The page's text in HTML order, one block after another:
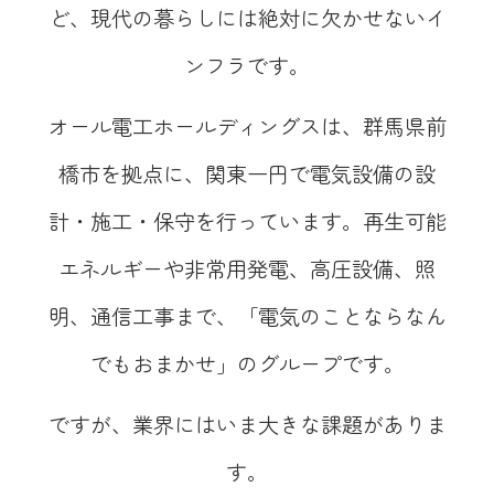
ど、現代の暮らしには絶対に欠かせないイ
ンフラです。
オール電工ホールディングスは、群馬県前
橋市を拠点に、関東一円で電気設備の設
計・施工・保守を行っています。再生可能
エネルギーや非常用発電、高圧設備、照
明、通信工事まで、「電気のことならなん
でもおまかせ」のグループです。
ですが、業界にはいま大きな課題がありま
す。